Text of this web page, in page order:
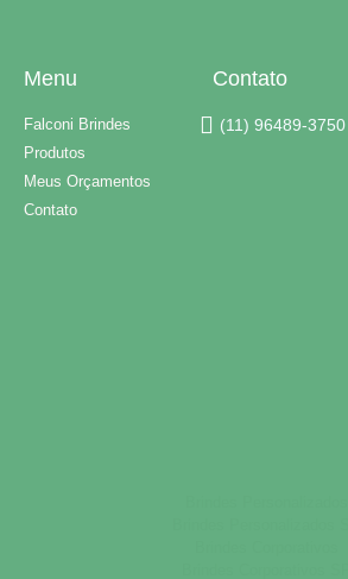
Menu
Falconi Brindes
Produtos
Meus Orçamentos
Contato
Contato
(11) 96489-3750